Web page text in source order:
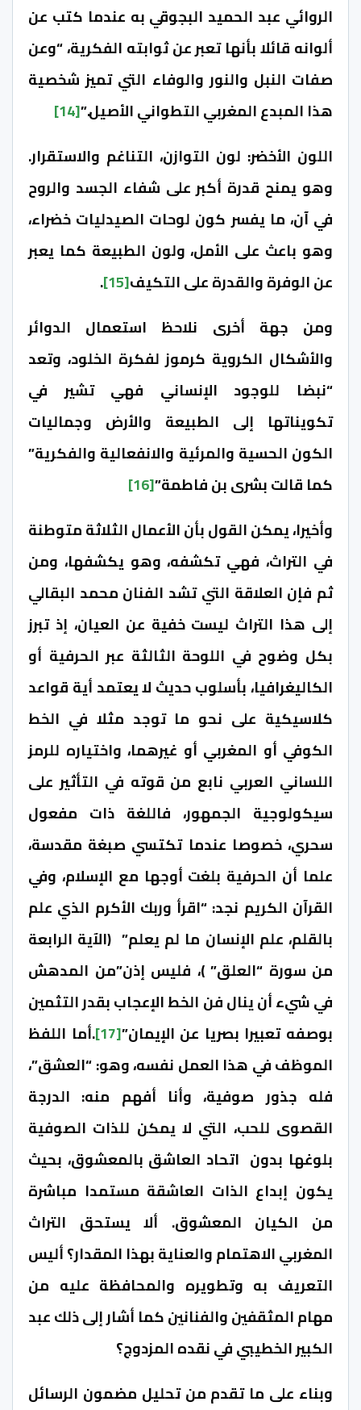
الروائي عبد الحميد البجوقي به عندما كتب عن
ألوانه قائلا بأنها تعبر عن ثوابته الفكرية، “وعن
صفات النبل والنور والوفاء التي تميز شخصية
هذا المبدع المغربي التطواني الأصيل.”[14]
اللون الأخضر: لون التوازن، التناغم والاستقرار.
وهو يمنح قدرة أكبر على شفاء الجسد والروح
في آن، ما يفسر كون لوحات الصيدليات خضراء،
وهو باعث على الأمل، ولون الطبيعة كما يعبر
عن الوفرة والقدرة على التكيف[15]
.
ومن جهة أخرى نلاحظ استعمال الدوائر
والأشكال الكروية كرموز لفكرة الخلود، وتعد
“نبضا للوجود الإنساني فهي تشير في
تكويناتها إلى الطبيعة والأرض وجماليات
الكون الحسية والمرئية والانفعالية والفكرية”
كما قالت بشرى بن فاطمة”[16]
وأخيرا، يمكن القول بأن الأعمال الثلاثة متوطنة
في التراث، فهي تكشفه، وهو يكشفها، ومن
ثم فإن العلاقة التي تشد الفنان محمد البقالي
إلى هذا التراث ليست خفية عن العيان، إذ تبرز
بكل وضوح في اللوحة الثالثة عبر الحرفية أو
الكاليغرافيا، بأسلوب حديث لا يعتمد أية قواعد
كلاسيكية على نحو ما توجد مثلا في الخط
الكوفي أو المغربي أو غيرهما، واختياره للرمز
اللساني العربي نابع من قوته في التأثير على
سيكولوجية الجمهور، فاللغة ذات مفعول
سحري، خصوصا عندما تكتسي صبغة مقدسة،
علما أن الحرفية بلغت أوجها مع الإسلام، وفي
القرآن الكريم نجد: “اقرأ وربك الأكرم الذي علم
بالقلم، علم الإنسان ما لم يعلم” (الآية الرابعة
من سورة “العلق” )، فليس إذن”من المدهش
في شيء أن ينال فن الخط الإعجاب بقدر التثمين
بوصفه تعبيرا بصريا عن الإيمان”[17]
.أما اللفظ
الموظف في هذا العمل نفسه، وهو: “العشق”،
فله جذور صوفية، وأنا أفهم منه: الدرجة
القصوى للحب، التي لا يمكن للذات الصوفية
بلوغها بدون اتحاد العاشق بالمعشوق، بحيث
يكون إبداع الذات العاشقة مستمدا مباشرة
من الكيان المعشوق. ألا يستحق التراث
المغربي الاهتمام والعناية بهذا المقدار؟ أليس
التعريف به وتطويره والمحافظة عليه من
مهام المثقفين والفنانين كما أشار إلى ذلك عبد
الكبير الخطيبي في نقده المزدوج؟
وبناء على ما تقدم من تحليل مضمون الرسائل